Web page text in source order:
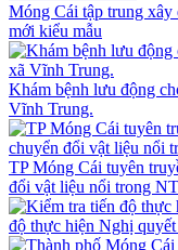
Móng Cái tập trung xây
mới kiểu mẫu
Khám bệnh lưu động
Vĩnh Trung.
TP Móng Cái tuyên
đổi vật liệu nổi trong
độ thực hiện Nghị